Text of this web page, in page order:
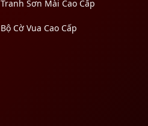
Tranh Sơn Mài Cao Cấp
Bộ Cờ Vua Cao Cấp